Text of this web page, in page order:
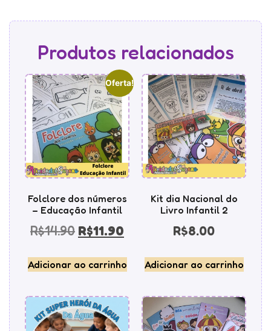
Produtos relacionados
Oferta!
Folclore dos números
– Educação Infantil
R$14.90 R$11.90
Adicionar ao carrinho
Kit dia Nacional do
Livro Infantil 2
R$8.00
Adicionar ao carrinho